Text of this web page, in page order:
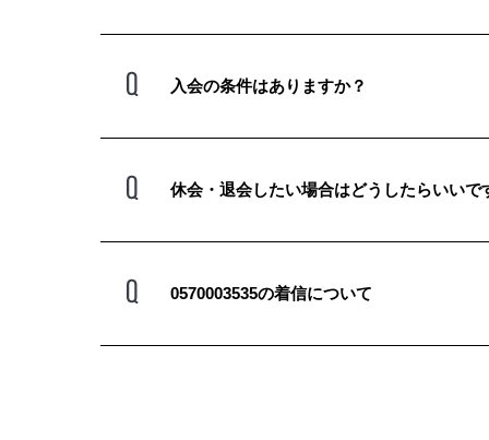
入会の条件はありますか？
休会・退会したい場合はどうしたらいいで
0570003535の着信について